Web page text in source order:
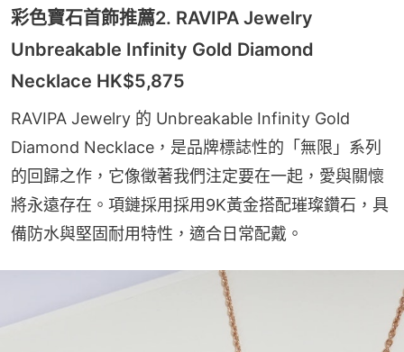
彩色寶石首飾推薦2. RAVIPA Jewelry
Unbreakable Infinity Gold Diamond
Necklace HK$5,875
RAVIPA Jewelry 的 Unbreakable Infinity Gold
Diamond Necklace，是品牌標誌性的「無限」系列
的回歸之作，它像徵著我們注定要在一起，愛與關懷
將永遠存在。項鏈採用採用9K黃金搭配璀璨鑽石，具
備防水與堅固耐用特性，適合日常配戴。